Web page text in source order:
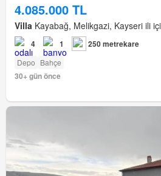
4.085.000 TL
Villa Kayabağ, Melikgazi, Kayseri ili
4 1 250 metrekare
Depo Bahçe
30+ gün önce